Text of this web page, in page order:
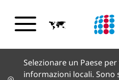
Selezionare un Paese
informazioni locali. Sono